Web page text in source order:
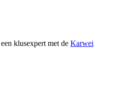
klusexpert met de Karwei